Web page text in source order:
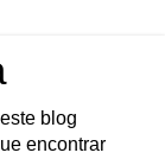
blog
encontrar